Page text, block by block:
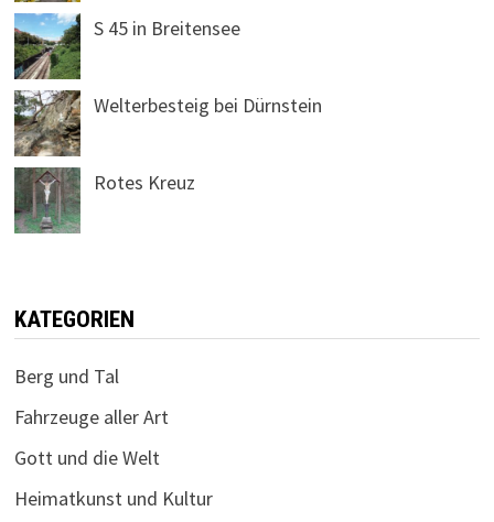
S 45 in Breitensee
Welterbesteig bei Dürnstein
Rotes Kreuz
KATEGORIEN
Berg und Tal
Fahrzeuge aller Art
Gott und die Welt
Heimatkunst und Kultur